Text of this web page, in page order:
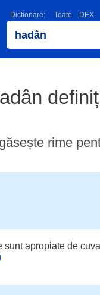
Dictionare: Toate DEX
găsește rime
sunt apropiate de